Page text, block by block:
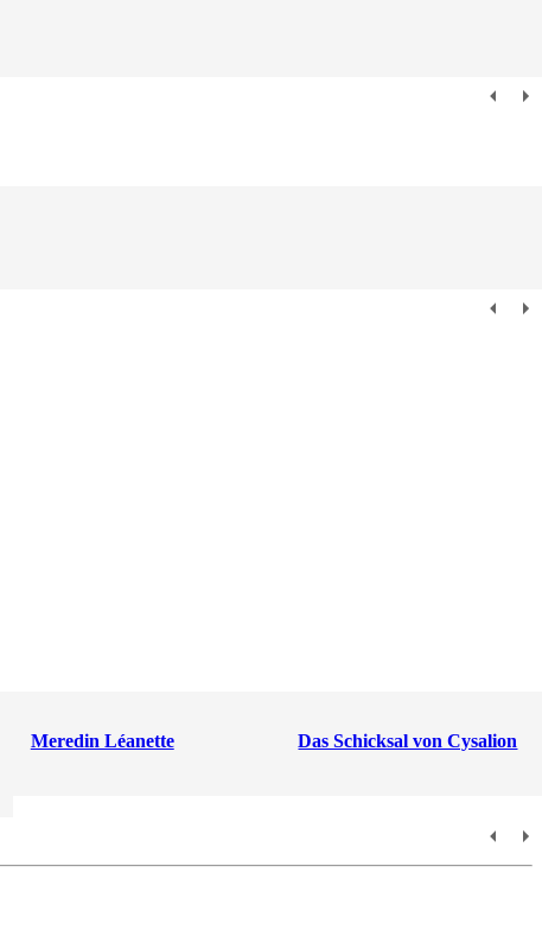
Meredin Léanette Das Schicksal von Cysalion